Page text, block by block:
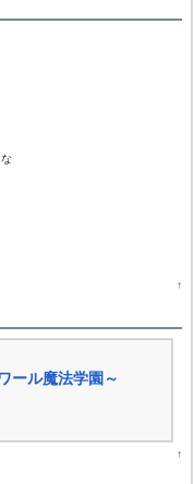
↑
ール魔法学園～
↑